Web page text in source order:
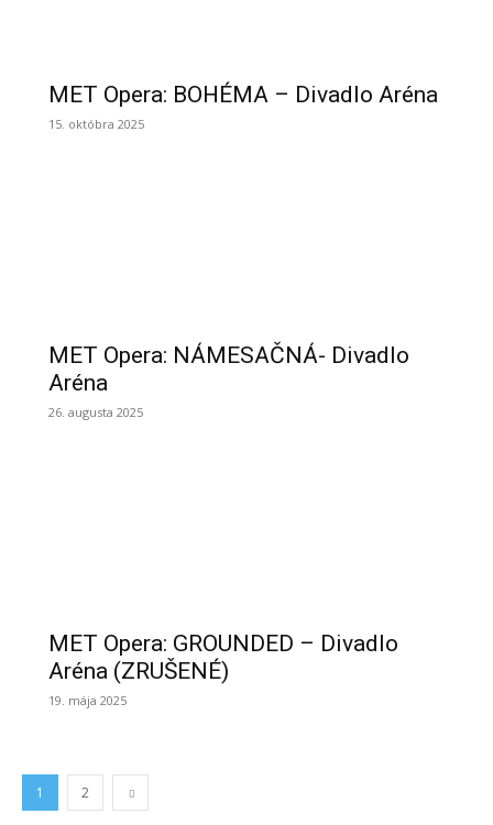
MET Opera: BOHÉMA – Divadlo Aréna
15. októbra 2025
MET Opera: NÁMESAČNÁ- Divadlo
Aréna
26. augusta 2025
MET Opera: GROUNDED – Divadlo
Aréna (ZRUŠENÉ)
19. mája 2025
1 2